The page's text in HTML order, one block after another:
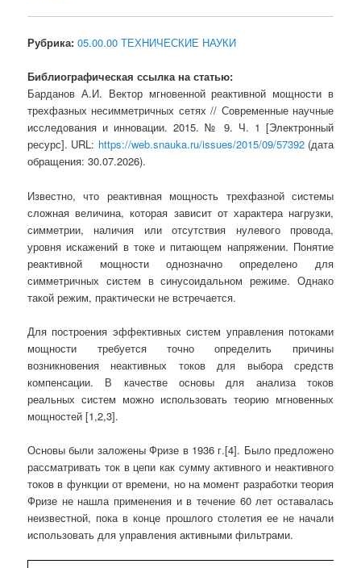
Рубрика: 05.00.00 ТЕХНИЧЕСКИЕ НАУКИ
Библиографическая ссылка на статью:
Барданов А.И. Вектор мгновенной реактивной мощности в
трехфазных несимметричных сетях // Современные научные
исследования и инновации. 2015. № 9. Ч. 1 [Электронный
ресурс]. URL: https://web.snauka.ru/issues/2015/09/57392(дата
обращения: 30.07.2026).
Известно, что реактивная мощность трехфазной системы
сложная величина, которая зависит от характера нагрузки,
симметрии, наличия или отсутствия нулевого провода,
уровня искажений в токе и питающем напряжении. Понятие
реактивной мощности однозначно определено для
симметричных систем в синусоидальном режиме. Однако
такой режим, практически не встречается.
Для построения эффективных систем управления потоками
мощности требуется точно определить причины
возникновения неактивных токов для выбора средств
компенсации. В качестве основы для анализа токов
реальных систем можно использовать теорию мгновенных
мощностей [1,2,3].
Основы были заложены Фризе в 1936 г.[4]. Было предложено
рассматривать ток в цепи как сумму активного и неактивного
токов в функции от времени, но на момент разработки теория
Фризе не нашла применения и в течение 60 лет оставалась
неизвестной, пока в конце прошлого столетия ее не начали
использовать для управления активными фильтрами.